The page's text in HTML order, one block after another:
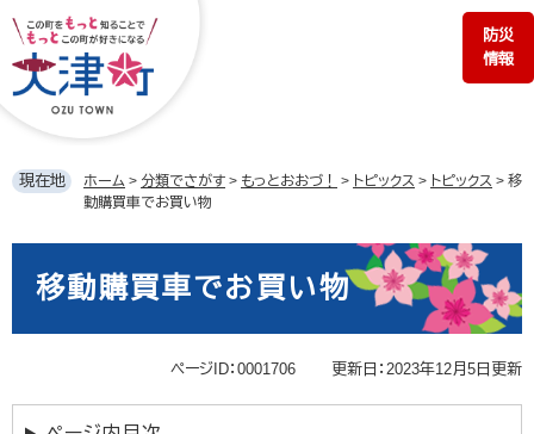
ジ
の
す。
ュ
ー
し
防災
情報
現在地 ホーム > 分類でさがす > もっとおおづ！ > トピックス > トピックス > 移
動購買車でお買い物
移動購買車でお買い物
ページID：0001706 更新日：2023年12月5日更新